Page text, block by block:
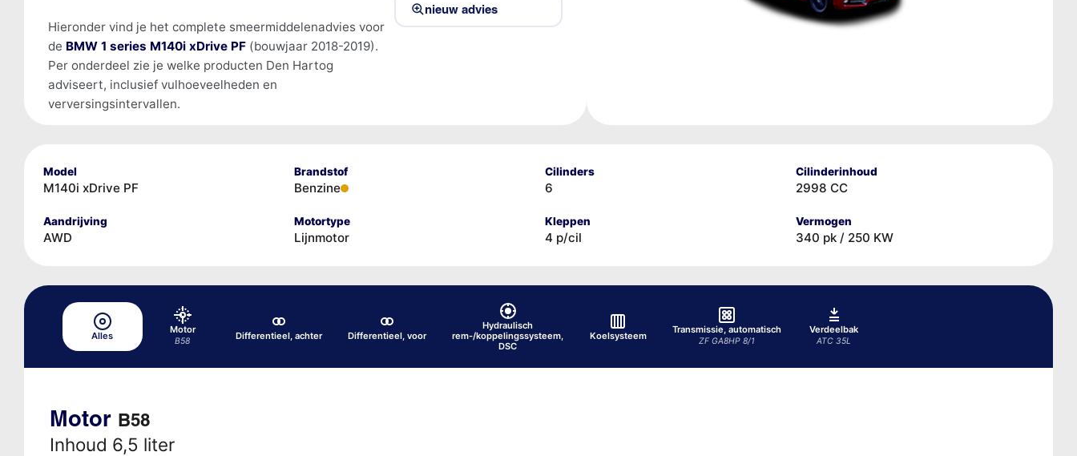
Hieronder vind je het complete smeermiddelenadvies voor
de BMW 1 series M140i xDrive PF(bouwjaar 2018-2019).
Per onderdeel zie je welke producten Den Hartog
adviseert, inclusief vulhoeveelheden en
verversingsintervallen.
nieuw advies
Model
M140i xDrive PF
Brandstof
Benzine
Cilinders
6
Cilinderinhoud
2998 CC
Aandrijving
AWD
Motortype
Lijnmotor
Kleppen
4 p/cil
Vermogen
340 pk / 250 KW
Alles
Motor
B58 Differentieel, achter Differentieel, voor
Hydraulisch
rem-/koppelingssysteem,
DSC
Koelsysteem
Transmissie, automatisch
ZF GA8HP 8/1
Verdeelbak
ATC 35L
Motor B58
Inhoud 6,5 liter